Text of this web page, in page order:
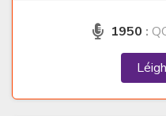
1950 :